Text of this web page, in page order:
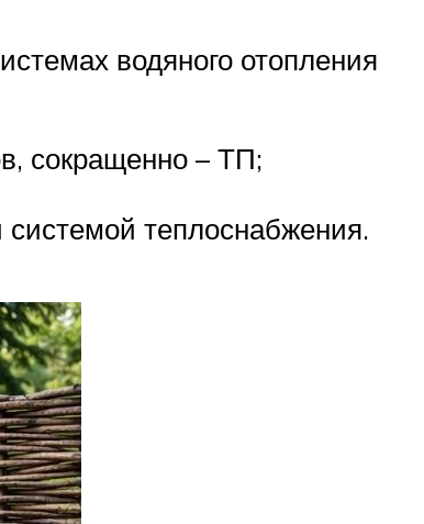
водяного отопления
сокращенно – ТП;
теплоснабжения.